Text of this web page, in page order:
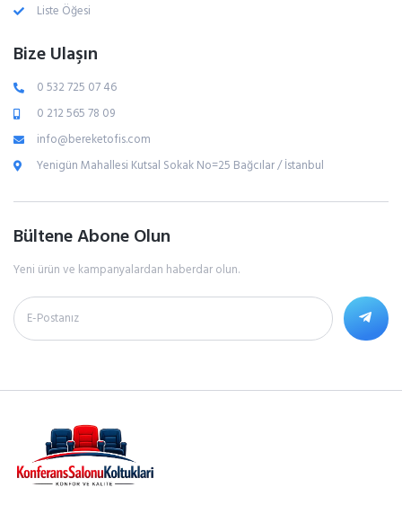
Liste Öğesi
Bize Ulaşın
0 532 725 07 46
0 212 565 78 09
info@bereketofis.com
Yenigün Mahallesi Kutsal Sokak No=25 Bağcılar / İstanbul
Bültene Abone Olun
Yeni ürün ve kampanyalardan haberdar olun.